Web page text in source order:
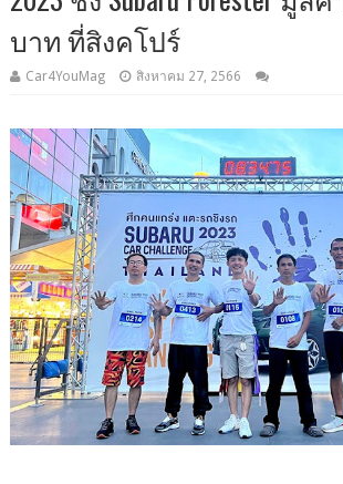
บาท ที่สิงคโปร์
Car4YouMag สิงหาคม 27, 2566